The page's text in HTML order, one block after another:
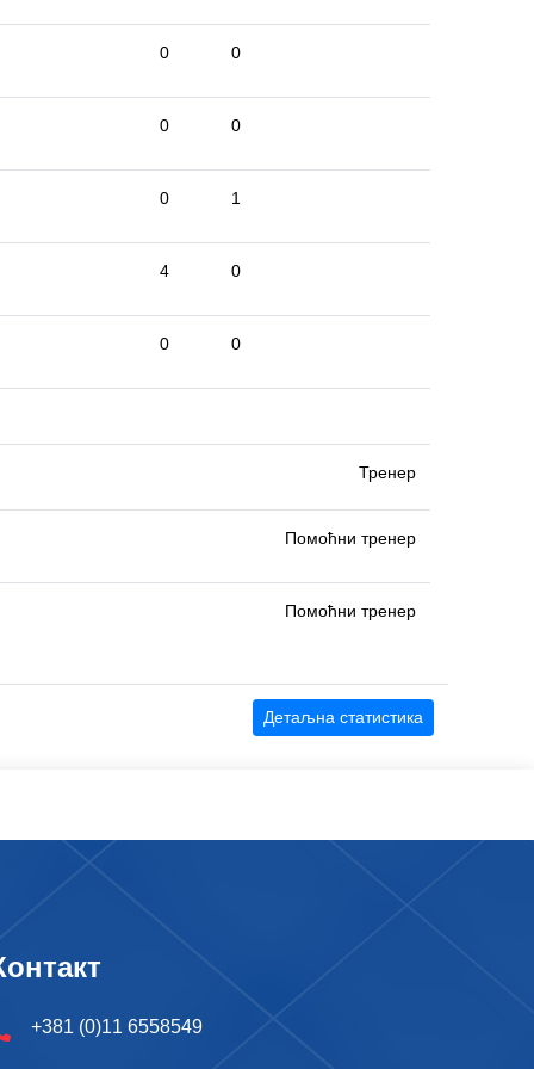
0 0
0 0
0 1
4 0
0 0
Тренер
Помоћни тренер
Помоћни тренер
Детаљна статистика
+381 (0)11 6558549